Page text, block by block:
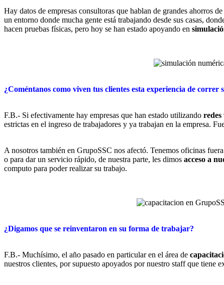
Hay datos de empresas consultoras que hablan de grandes ahorros
un entorno donde mucha gente está trabajando desde sus casas,
hacen pruebas físicas, pero hoy se han estado apoyando en
¿Coméntanos como viven tus clientes esta experiencia de
F.B.- Si efectivamente hay empresas que han estado utilizando
estrictas en el ingreso de trabajadores y ya trabajan en la empresa.
A nosotros también en GrupoSSC nos afectó. Tenemos oficinas
o para dar un servicio rápido, de nuestra parte, les dimos acceso a
computo para poder realizar su trabajo.
¿Digamos que se reinventaron en su forma de trabajar?
F.B.- Muchísimo, el año pasado en particular en el área de
nuestros clientes, por supuesto apoyados por nuestro staff que tiene